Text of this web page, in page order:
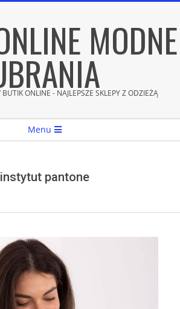
MODNE
ONLINE - NAJLEPSZE SKLEPY Z ODZIEŻĄ
Menu
instytut pantone